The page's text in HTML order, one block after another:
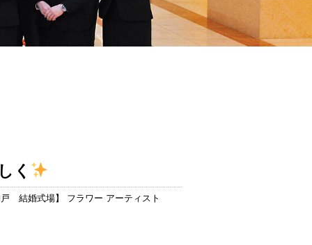
く
戸 結婚式場】 フラワー アーティスト